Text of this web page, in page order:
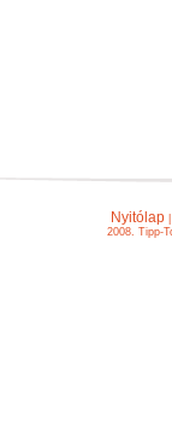
Nyitólap
2008. Tipp-